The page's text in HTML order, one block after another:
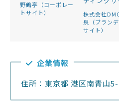
野鶴亭（コーポレー
トサイト）
株式会社
泉（ブラン
サイト）
企業情報
住所：東京都 港区南青山